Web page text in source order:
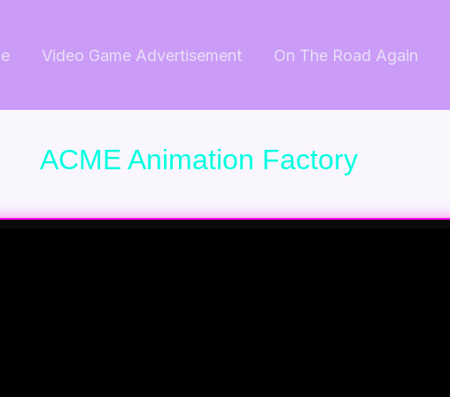
Video Game Advertisement On The Road Again
ACME Animation Factory